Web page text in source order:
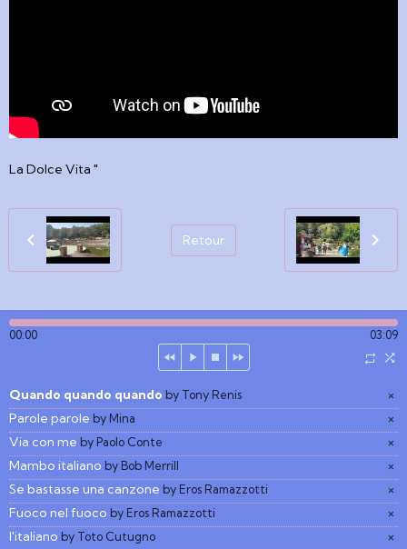
La Dolce Vita "
Retour
00:00 03:09
×
Quando quando quando by Tony Renis
×
Parole parole by Mina
×
Via con me by Paolo Conte
×
Mambo italiano by Bob Merrill
×
Se bastasse una canzone by Eros Ramazzotti
×
Fuoco nel fuoco by Eros Ramazzotti
×
l'italiano by Toto Cutugno